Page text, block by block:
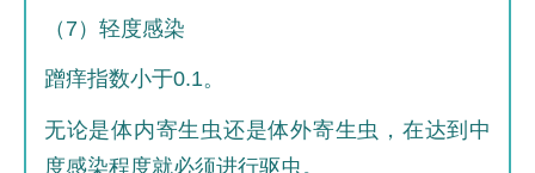
（7）轻度感染
蹭痒指数小于0.1。
无论是体内寄生虫还是体外寄生虫，在达到中
度感染程度就必须进行驱虫。